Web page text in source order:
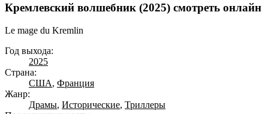
Кремлевский волшебник (2025) смотреть онлайн
Le mage du Kremlin
Год выхода:
2025
Страна:
США, Франция
Жанр:
Драмы, Исторические, Триллеры